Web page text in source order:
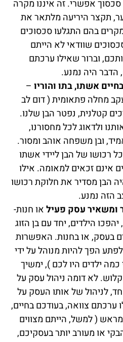
סכסוך אפשרי. זה איננו מקרה
תקצר היריעה מלתאר את
בהם התגלעו סכסוכים
שוודאי לא הייתם
וברור שאילו ערכתם
הדבר היה נמנע.
אשתו, בתו והוריו –
מחלה פתאומית ( דום לב
קטלנית, נפטר הבן שלנו.
ולדאוג לכל מחסורנו,
ובן משפחה אוהב ומסור.
רכושו של הבן ליידי אשתו
אינם זכאים למאומה. אילו
הבן מסדיר את חלוקת רכושו
הזה נמנע.
ומשאיר עסק פעילאו חנות-
הילדים, יחד עם בן הזוג
בעסק, או בחנות. האפשרות
הפך להיות מנוהל על ידי
ילדים היו לכם ), ימשיך
לא דומה ניהול עסק על
לניהול של אותו העסק על
ערכתם צוואה, בעודכם בחיים,
( למשל, הייתם מצווים
או מעורב יותר בעסקיכם,